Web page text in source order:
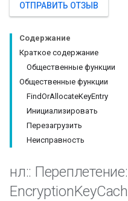
ОТПРАВИТЬ ОТЗЫВ
Содержание
Краткое содержание
Общественные функции
Общественные функции
FindOrAllocateKeyEntry
Инициализировать
Перезагрузить
Неисправность
нл:: Переплетение
EncryptionKey